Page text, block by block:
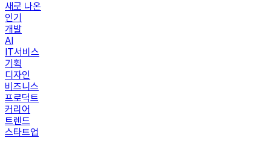
새로 나온
인기
개발
AI
IT서비스
기획
디자인
비즈니스
프로덕트
커리어
트렌드
스타트업